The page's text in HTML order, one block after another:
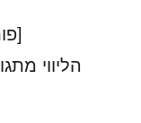
הליווי